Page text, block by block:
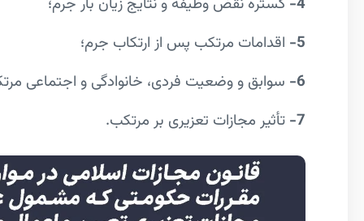
4- گستره نقض وظیفه و نتایج زیان بار جرم؛
5- اقدامات مرتکب پس از ارتکاب جرم؛
6- سوابق و وضعیت فردی، خانوادگی و اجتماعی
7- تأثیر مجازات تعزیری بر مرتکب.